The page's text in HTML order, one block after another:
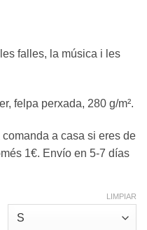
falles, la música i les
felpa perxada, 280 g/m².
a casa si eres de
1€. Envío en 5-7 días
LIMPIAR